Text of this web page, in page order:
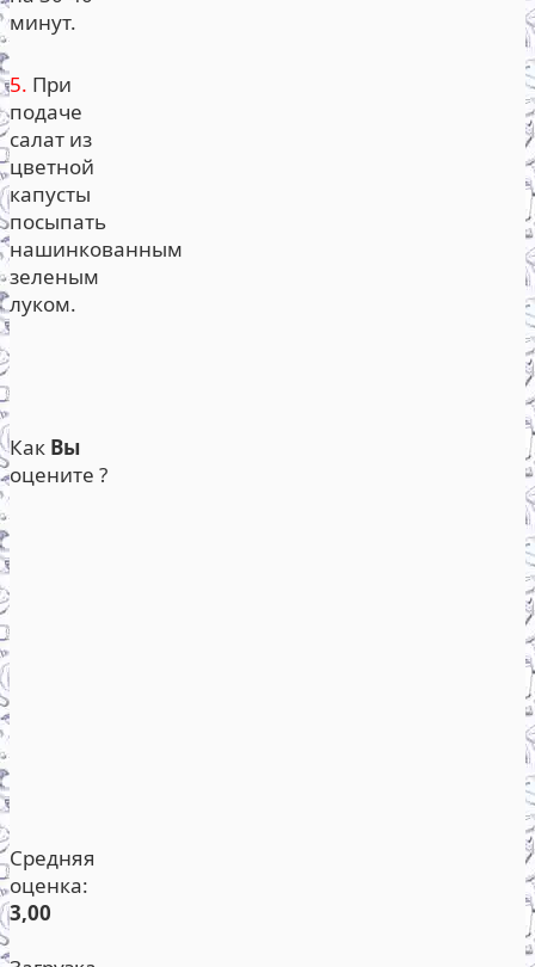
минут.
5. При
подаче
салат из
цветной
капусты
посыпать
нашинкованным
зеленым
луком.
Как Вы
оцените ?
Средняя
оценка:
3,00